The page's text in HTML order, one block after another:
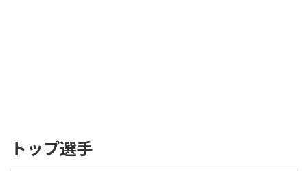
レードの厚さで 85% は天然木材でなくてはならな
い とすると、接着層の厚さは ３枚合板で 15 / 2 ＝
7.5% 以下 ５枚合板で 15 / 4 ＝ 3.75% 以下 ７枚合
トップ選手